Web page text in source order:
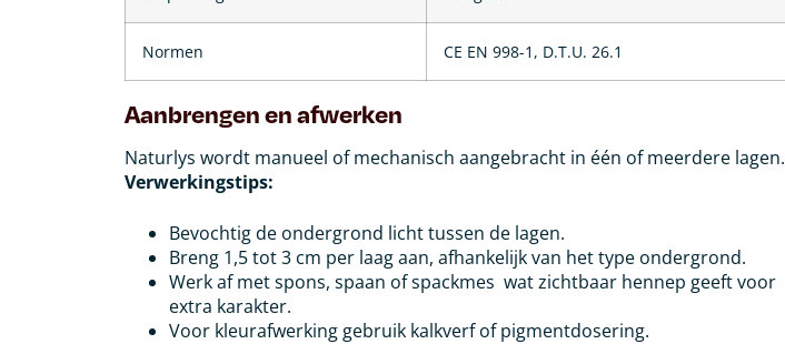
Normen CE EN 998-1, D.T.U. 26.1
Aanbrengen en afwerken
Naturlys wordt manueel of mechanisch aangebracht in één of meerdere lagen.
Verwerkingstips:
Bevochtig de ondergrond licht tussen de lagen.
Breng 1,5 tot 3 cm per laag aan, afhankelijk van het type ondergrond.
Werk af met spons, spaan of spackmes wat zichtbaar hennep geeft voor
extra karakter.
Voor kleurafwerking gebruik kalkverf of pigmentdosering.